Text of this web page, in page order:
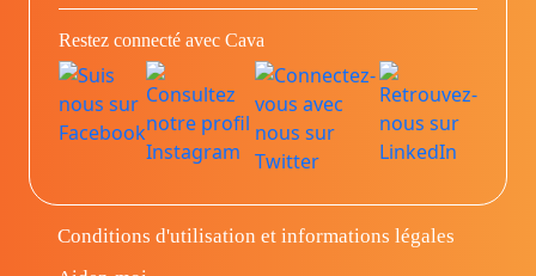
Restez connecté avec Cava
Conditions d'utilisation et informations légales